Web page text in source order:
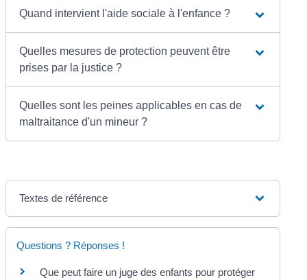
Quand intervient l'aide sociale à l'enfance ?
Quelles mesures de protection peuvent être
prises par la justice ?
Quelles sont les peines applicables en cas de
maltraitance d'un mineur ?
Textes de référence
Questions ? Réponses !
Que peut faire un juge des enfants pour protéger